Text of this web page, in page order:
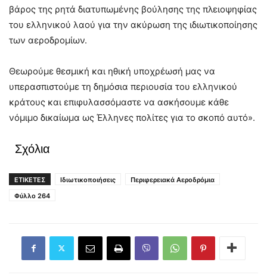
βάρος της ρητά διατυπωμένης βούλησης της πλειοψηφίας
του ελληνικού λαού για την ακύρωση της ιδιωτικοποίησης
των αεροδρομίων.
Θεωρούμε θεσμική και ηθική υποχρέωσή μας να
υπερασπιστούμε τη δημόσια περιουσία του ελληνικού
κράτους και επιφυλασσόμαστε να ασκήσουμε κάθε
νόμιμο δικαίωμα ως Έλληνες πολίτες για το σκοπό αυτό».
Σχόλια
ΕΤΙΚΕΤΕΣ Ιδιωτικοποιήσεις
Περιφερειακά Αεροδρόμια
Φύλλο 264